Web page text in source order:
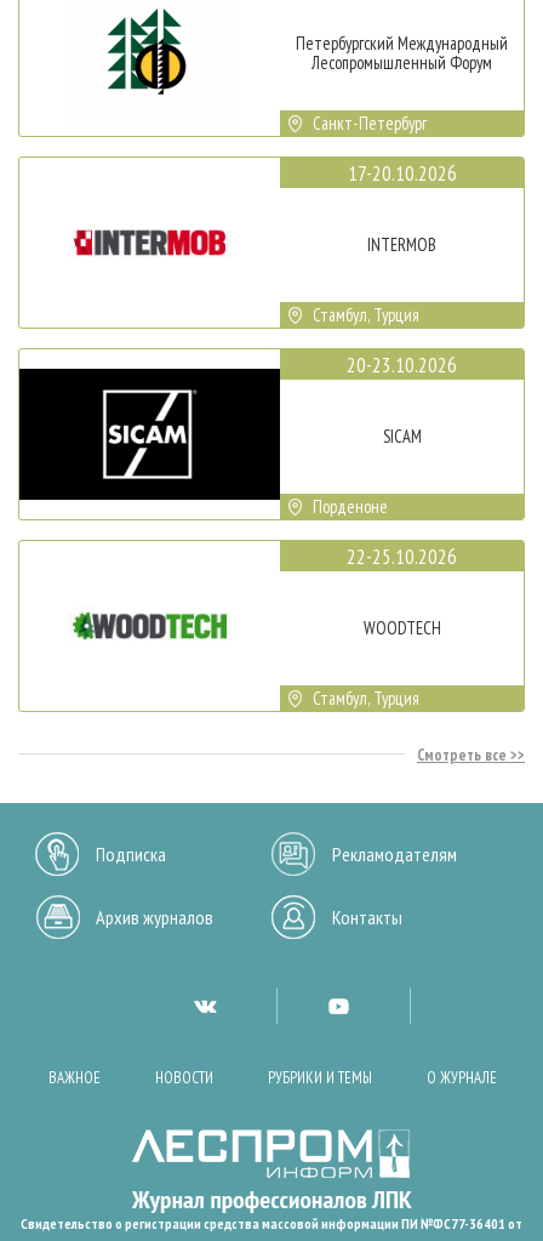
Петербургский Международный
Лесопромышленный Форум
Санкт-Петербург
17-20.10.2026
INTERMOB
Стамбул, Турция
20-23.10.2026
SICAM
Порденоне
22-25.10.2026
WOODTECH
Стамбул, Турция
Смотреть все
Подписка Рекламодателям
Архив журналов Контакты
ВАЖНОЕ НОВОСТИ РУБРИКИ И ТЕМЫ О ЖУРНАЛЕ
Свидетельство о регистрации средства массовой информации ПИ №ФС77-36401 от